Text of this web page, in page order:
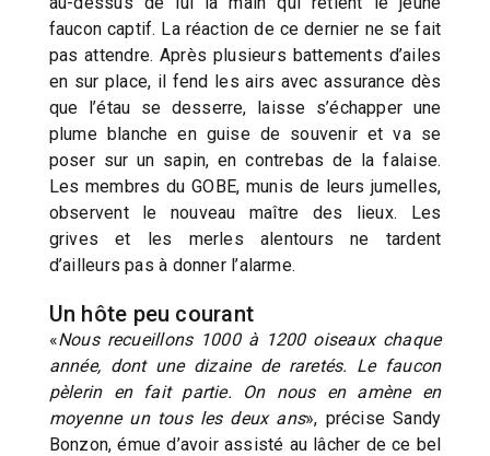
faucon captif. La réaction de ce dernier ne se fait
pas attendre. Après plusieurs battements d’ailes
en sur place, il fend les airs avec assurance dès
que l’étau se desserre, laisse s’échapper une
plume blanche en guise de souvenir et va se
poser sur un sapin, en contrebas de la falaise.
Les membres du GOBE, munis de leurs jumelles,
observent le nouveau maître des lieux. Les
grives et les merles alentours ne tardent
d’ailleurs pas à donner l’alarme.
Un hôte peu courant
«Nous recueillons 1000 à 1200 oiseaux chaque
année, dont une dizaine de raretés. Le faucon
pèlerin en fait partie. On nous en amène en
moyenne un tous les deux ans», précise Sandy
Bonzon, émue d’avoir assisté au lâcher de ce bel